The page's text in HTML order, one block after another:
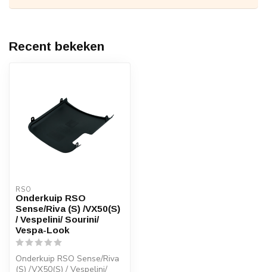
Recent bekeken
RSO
Onderkuip RSO
Sense/Riva (S) /VX50(S)
/ Vespelini/ Sourini/
Vespa-Look
Onderkuip RSO Sense/Riva
(S) /VX50(S) / Vespelini/